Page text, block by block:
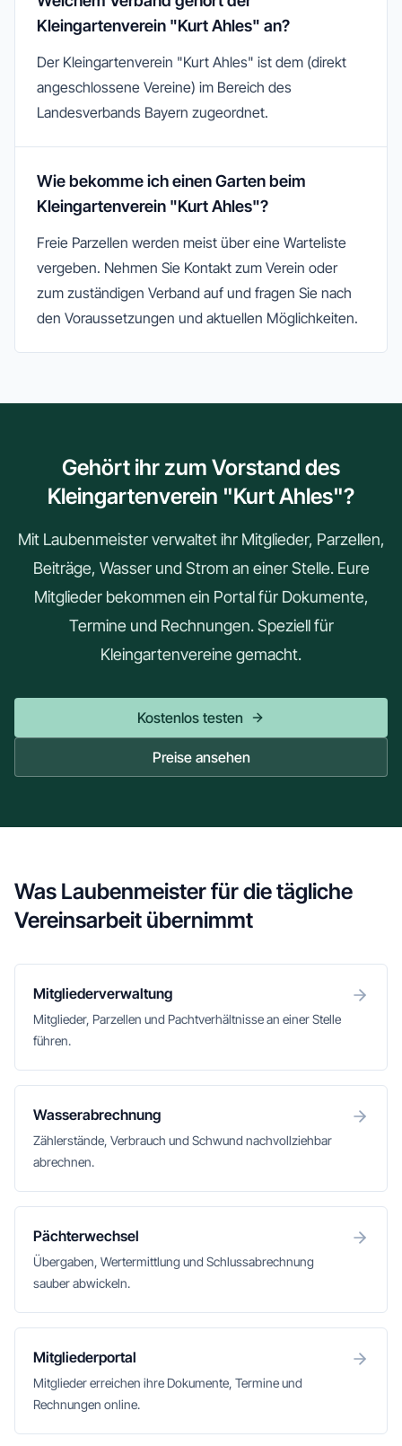
Kleingartenverein "Kurt Ahles" an?
Der Kleingartenverein "Kurt Ahles" ist dem (direkt
angeschlossene Vereine) im Bereich des
Landesverbands Bayern zugeordnet.
Wie bekomme ich einen Garten beim
Kleingartenverein "Kurt Ahles"?
Freie Parzellen werden meist über eine Warteliste
vergeben. Nehmen Sie Kontakt zum Verein oder
zum zuständigen Verband auf und fragen Sie nach
den Voraussetzungen und aktuellen Möglichkeiten.
Gehört ihr zum Vorstand des
Kleingartenverein "Kurt Ahles"?
Mit Laubenmeister verwaltet ihr Mitglieder, Parzellen,
Beiträge, Wasser und Strom an einer Stelle. Eure
Mitglieder bekommen ein Portal für Dokumente,
Termine und Rechnungen. Speziell für
Kleingartenvereine gemacht.
Kostenlos testen
Preise ansehen
Was Laubenmeister für die tägliche
Vereinsarbeit übernimmt
Mitgliederverwaltung
Mitglieder, Parzellen und Pachtverhältnisse an einer Stelle
führen.
Wasserabrechnung
Zählerstände, Verbrauch und Schwund nachvollziehbar
abrechnen.
Pächterwechsel
Übergaben, Wertermittlung und Schlussabrechnung
sauber abwickeln.
Mitgliederportal
Mitglieder erreichen ihre Dokumente, Termine und
Rechnungen online.